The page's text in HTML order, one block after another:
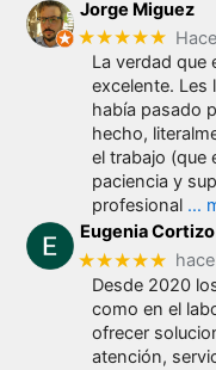
Jorge Miguez
★★★★★
La verdad que
excelente. Les
había pasado
hecho,
el trabajo (que
paciencia y
profesional …
Eugenia Cortizo
★★★★★
Desde 2020
como en el
ofrecer
atención,